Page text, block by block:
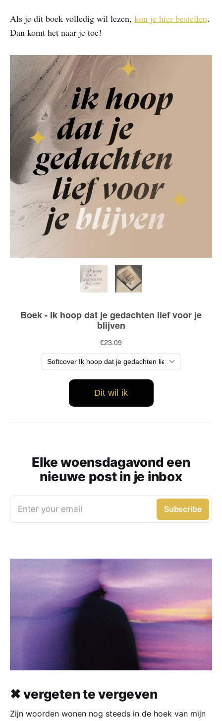
Als je dit boek volledig wil lezen, ​kun je hier bestellen​.
Dan komt het naar je toe!
Elke woensdagavond een
nieuwe post in je inbox
Enter your email Subscribe
✖ vergeten te vergeven
Zijn woorden wonen nog steeds in de hoek van mijn